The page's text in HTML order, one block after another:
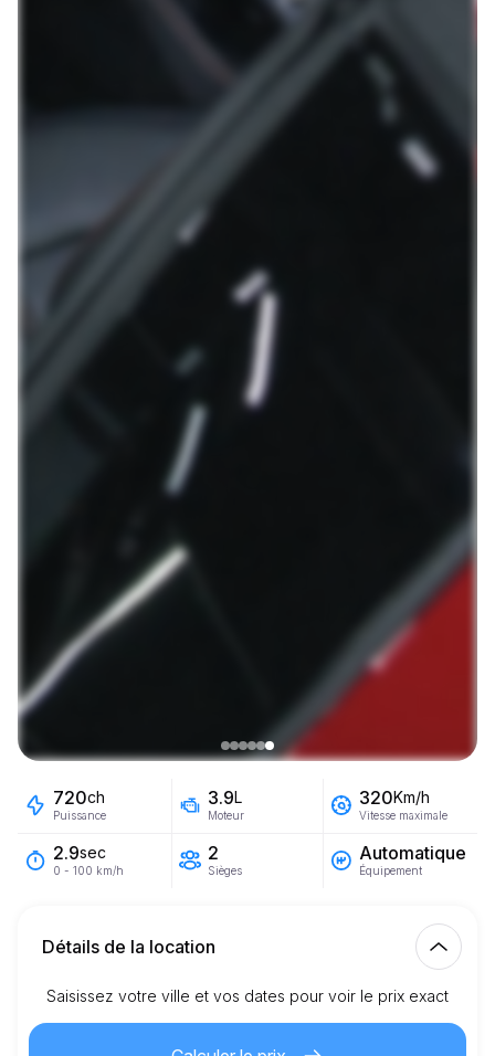
720ch
Puissance
3.9L
Moteur
320Km/h
Vitesse maximale
2.9sec
0 - 100 km/h
2
Sièges
Automatique
Équipement
Détails de la location
Km inclus 150.00
Saisissez votre ville et vos dates pour voir le prix exact